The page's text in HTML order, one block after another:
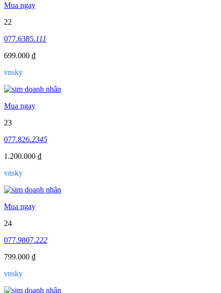
Mua ngay
22
077.6385.111
699.000 ₫
vnsky
Mua ngay
23
077.826.2345
1.200.000 ₫
vnsky
Mua ngay
24
077.9807.222
799.000 ₫
vnsky